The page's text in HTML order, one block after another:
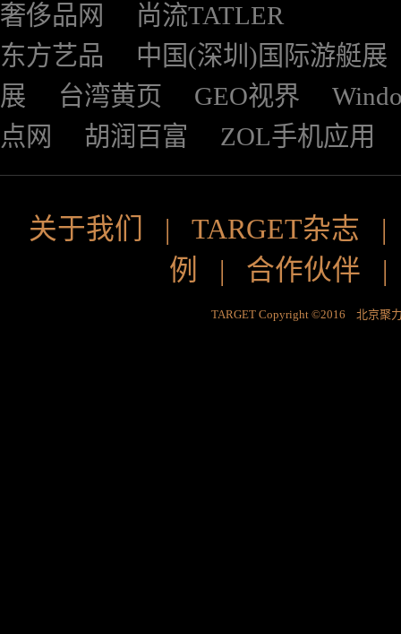
奢侈品网
尚流TATLER
东方艺品
中国(深圳)国际游艇展
展
台湾黄页 GEO视界
点网
胡润百富 ZOL手机应用
关于我们 | TARGET杂志
例
| 合作伙伴
TARGET Copyright ©2016 北京聚